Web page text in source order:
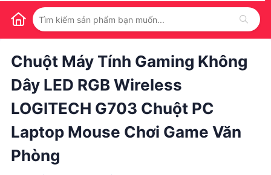
1 /
Chuột Máy Tính Gaming Không
Dây LED RGB Wireless
LOGITECH G703 Chuột PC
Laptop Mouse Chơi Game Văn
Phòng